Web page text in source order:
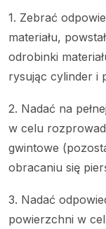
1. Zebrać
materiału,
odrobinki
rysując cylinder i
2. Nadać na
w celu
gwintowe
obracaniu się
3. Nadać
powierzchni w